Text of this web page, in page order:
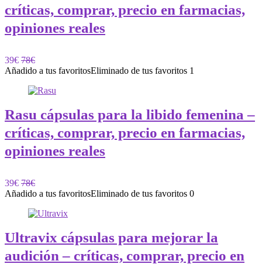
críticas, comprar, precio en farmacias,
opiniones reales
39€ 78€
Añadido a tus favoritosEliminado de tus favoritos 1
Rasu cápsulas para la libido femenina –
críticas, comprar, precio en farmacias,
opiniones reales
39€ 78€
Añadido a tus favoritosEliminado de tus favoritos 0
Ultravix cápsulas para mejorar la
audición – críticas, comprar, precio en